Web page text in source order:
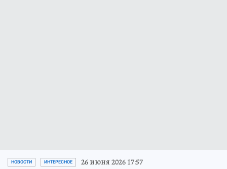
НОВОСТИ ИНТЕРЕСНОЕ 26 июня 2026 17:57